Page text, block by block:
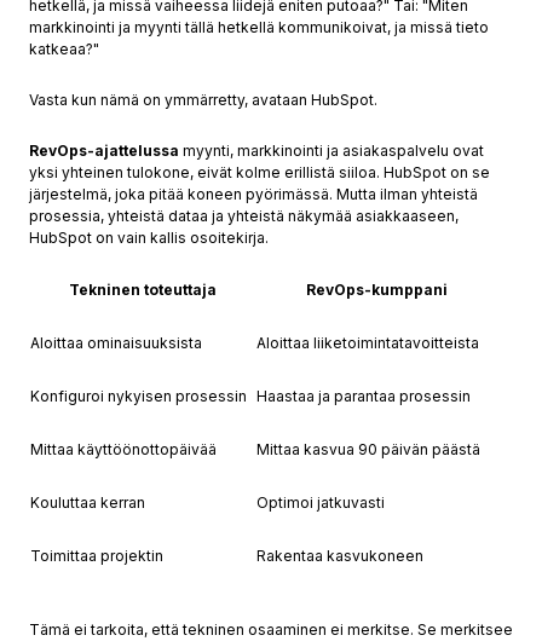
hetkellä, ja missä vaiheessa liidejä eniten putoaa?" Tai: "Miten
markkinointi ja myynti tällä hetkellä kommunikoivat, ja missä tieto
katkeaa?"
Vasta kun nämä on ymmärretty, avataan HubSpot.
RevOps-ajattelussa myynti, markkinointi ja asiakaspalvelu ovat
yksi yhteinen tulokone, eivät kolme erillistä siiloa. HubSpot on se
järjestelmä, joka pitää koneen pyörimässä. Mutta ilman yhteistä
prosessia, yhteistä dataa ja yhteistä näkymää asiakkaaseen,
HubSpot on vain kallis osoitekirja.
Tekninen toteuttaja RevOps-kumppani
Aloittaa ominaisuuksista Aloittaa liiketoimintatavoitteista
Konfiguroi nykyisen prosessin Haastaa ja parantaa prosessin
Mittaa käyttöönottopäivää Mittaa kasvua 90 päivän päästä
Kouluttaa kerran Optimoi jatkuvasti
Toimittaa projektin Rakentaa kasvukoneen
Tämä ei tarkoita, että tekninen osaaminen ei merkitse. Se merkitsee